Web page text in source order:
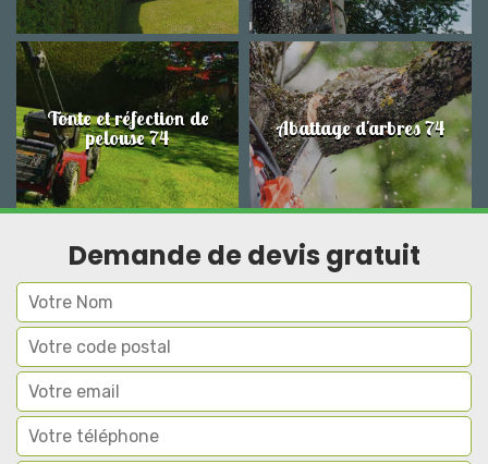
Tonte et réfection de
pelouse 74 Abattage d'arbres 74
Demande de devis gratuit